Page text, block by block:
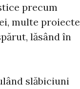
precum
multe proiecte
lăsând în
slăbiciuni